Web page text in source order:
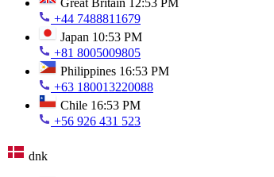
Great Britain 12:53 PM
+44 7488811679
Japan 10:53 PM
+81 8005009805
Philippines 16:53 PM
+63 180013220088
Chile 16:53 PM
+56 926 431 523
dnk